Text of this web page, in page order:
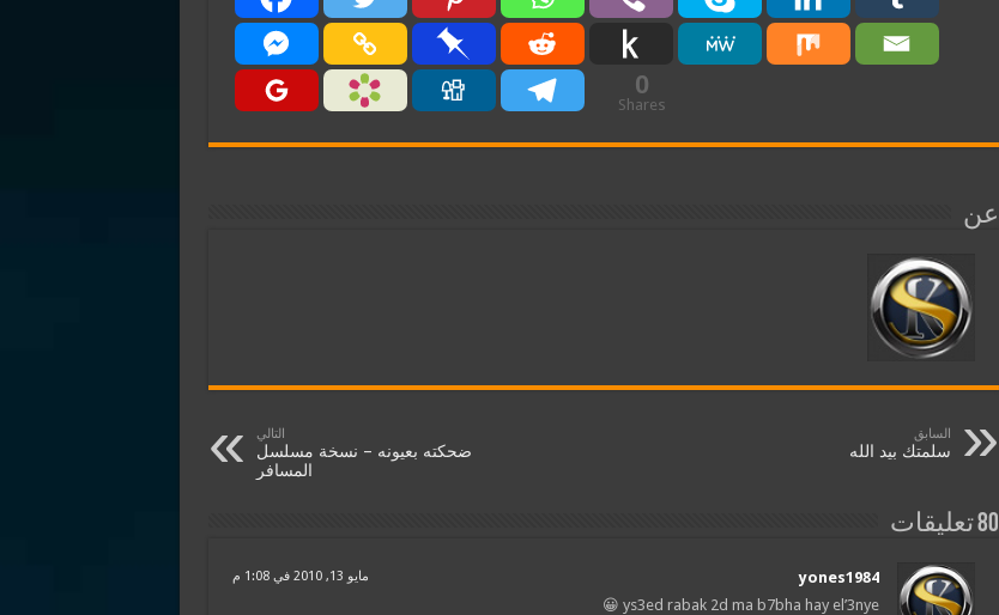
0
Shares
عن
السابق
سلمتك بيد الله
التالي
ضحكته بعيونه – نسخة مسلسل
المسافر
80 تعليقات
yones1984 مايو 13, 2010 في 1:08 م
ys3ed rabak 2d ma b7bha hay el’3nye 😀